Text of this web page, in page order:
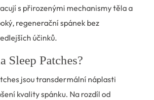
s přirozenými mechanismy těla a
regenerační spánek bez
účinků.
Sleep Patches?
jsou transdermální náplasti
kvality spánku. Na rozdíl od